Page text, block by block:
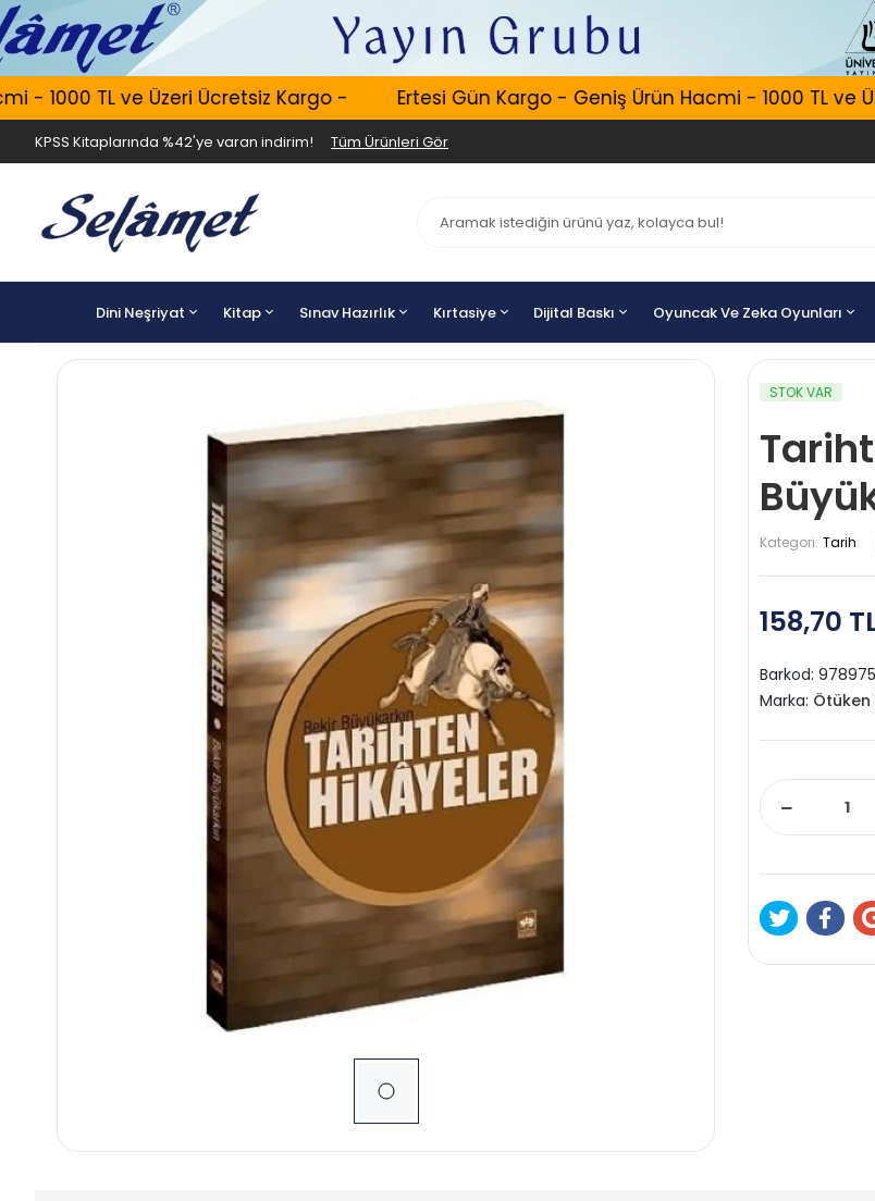
TL ve Üzeri Ücretsiz Kargo - Ertesi Gün Kargo - Geniş Ürün Hacmi - 1000 TL ve
KPSS Kitaplarında %42'ye varan indirim! Tüm Ürünleri Gör
Dini Neşriyat Kitap Sınav Hazırlık Kırtasiye Dijital Baskı Oyuncak Ve Zeka Oyunları
STOK VAR
Kategori: Tarih
158,70
Barkod:
Marka: Ötüken